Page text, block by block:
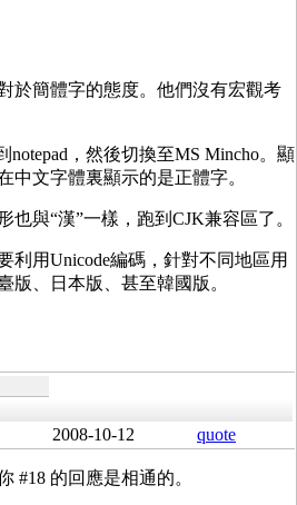
於簡體字的態度。他們沒有宏觀考
notepad，然後切換至MS Mincho。顯
中文字體裏顯示的是正體字。
也與“漢”一樣，跑到CJK兼容區了。
利用Unicode編碼，針對不同地區用
版、日本版、甚至韓國版。
2008-10-12 quote
#18 的回應是相通的。